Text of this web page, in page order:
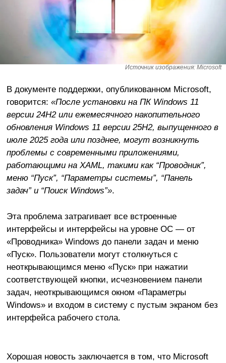
Источник изображения: Microsoft
В документе поддержки, опубликованном Microsoft,
говорится: «После установки на ПК Windows 11
версии 24H2 или ежемесячного накопительного
обновления Windows 11 версии 25H2, выпущенного в
июле 2025 года или позднее, могут возникнуть
проблемы с современными приложениями,
работающими на XAML, такими как “Проводник”,
меню “Пуск”, “Параметры системы”, “Панель
задач” и “Поиск Windows”».
Эта проблема затрагивает все встроенные
интерфейсы и интерфейсы на уровне ОС — от
«Проводника» Windows до панели задач и меню
«Пуск». Пользователи могут столкнуться с
неоткрывающимся меню «Пуск» при нажатии
соответствующей кнопки, исчезновением панели
задач, неоткрывающимся окном «Параметры
Windows» и входом в систему с пустым экраном без
интерфейса рабочего стола.
Хорошая новость заключается в том, что Microsoft